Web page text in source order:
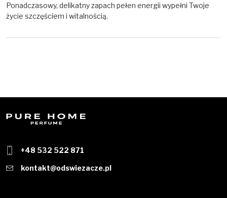
Ponadczasowy, delikatny zapach pełen energii wypełni Twoje
życie szczęściem i witalnością.
+48 532 522 871
kontakt@odswiezacze.pl